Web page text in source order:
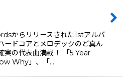
からリリースされた1stアルバ
ードコアとメロデックのど真ん
実の代表曲満載！ 「5 Year
Why」、「…